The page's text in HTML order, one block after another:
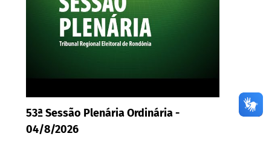
53ª Sessão Plenária Ordinária -
04/8/2026